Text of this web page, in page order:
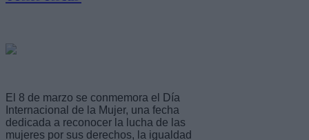
El 8 de marzo se conmemora el Día
Internacional de la Mujer, una fecha
dedicada a reconocer la lucha de las
mujeres por sus derechos, la igualdad